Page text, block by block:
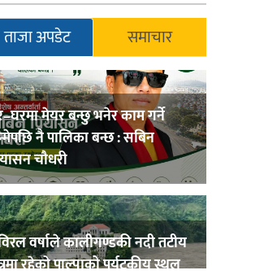
ताजा अपडेट समाचार
मेयर बन्छु भनेर काम गर्ने
नै पालिका बन्छ : सबिन
चौधरी
वर्षाले कालीगण्डकी नदी तटीय
रहेको पाल्पाको पर्यटकीय स्थल